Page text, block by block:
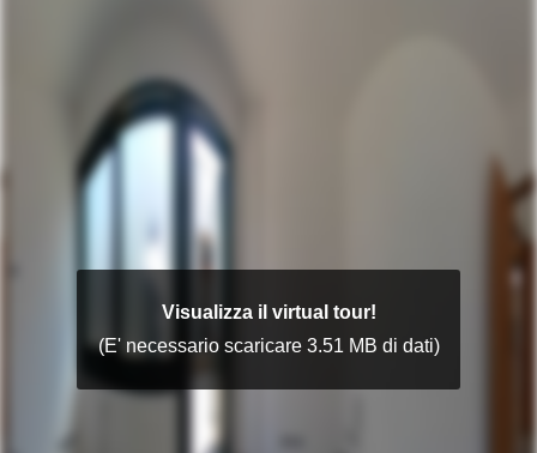
Visualizza il virtual tour!
(E' necessario scaricare 3.51 MB di dati)